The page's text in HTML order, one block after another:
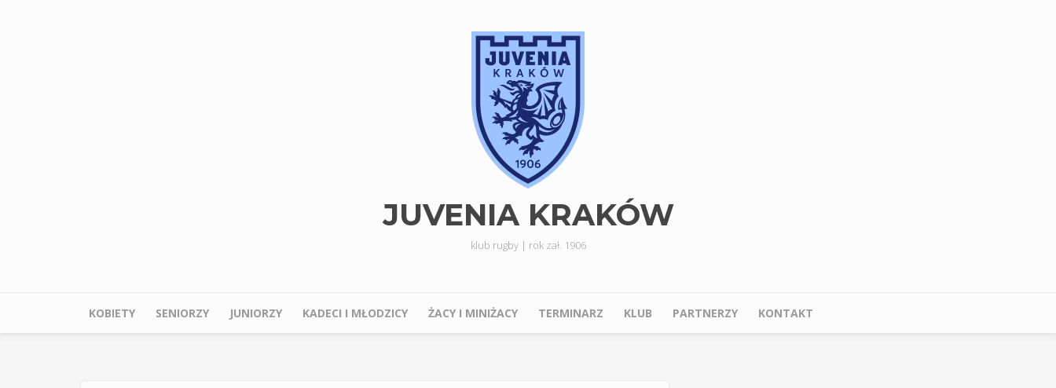
JUVENIA KRAKÓW
klub rugby | rok zał. 1906
Menu główne
KOBIETY SENIORZY JUNIORZY KADECI I MŁODZICY ŻACY I MINIŻACY TERMINARZ KLUB PARTNERZY KONTAKT